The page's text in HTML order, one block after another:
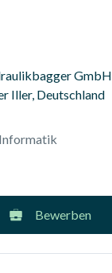
GmbH
Iller, Deutschland
Bewerben